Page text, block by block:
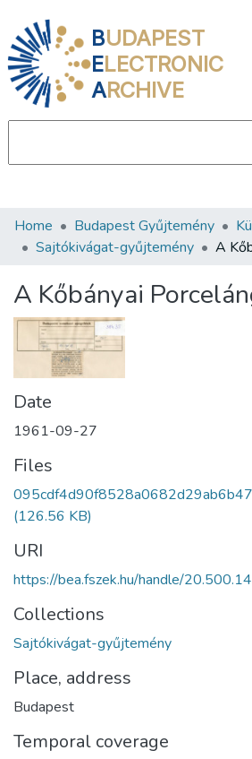
BUDAPEST
ELECTRONIC
ARCHIVE
Communities & Collections
Statistics
About us
Home Budapest Gyűjtemény
Sajtókivágat-gyűjtemény
A
A Kőbányai
Date
1961-09-27
Files
(126.56 KB)
URI
https://bea.fszek.hu/handle/
Collections
Sajtókivágat-gyűjtemény
Place, address
Budapest
Temporal coverage